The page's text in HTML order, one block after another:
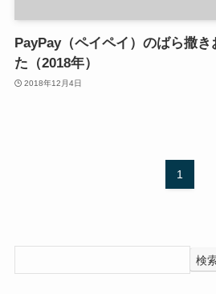
PayPay（ペイペイ）のばら撒
た（2018年）
2018年12月4日
1
検